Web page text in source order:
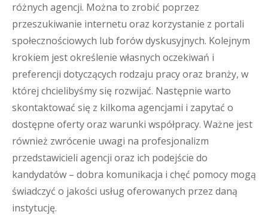
różnych agencji. Można to zrobić poprzez
przeszukiwanie internetu oraz korzystanie z portali
społecznościowych lub forów dyskusyjnych. Kolejnym
krokiem jest określenie własnych oczekiwań i
preferencji dotyczących rodzaju pracy oraz branży, w
której chcielibyśmy się rozwijać. Następnie warto
skontaktować się z kilkoma agencjami i zapytać o
dostępne oferty oraz warunki współpracy. Ważne jest
również zwrócenie uwagi na profesjonalizm
przedstawicieli agencji oraz ich podejście do
kandydatów – dobra komunikacja i chęć pomocy mogą
świadczyć o jakości usług oferowanych przez daną
instytucję.